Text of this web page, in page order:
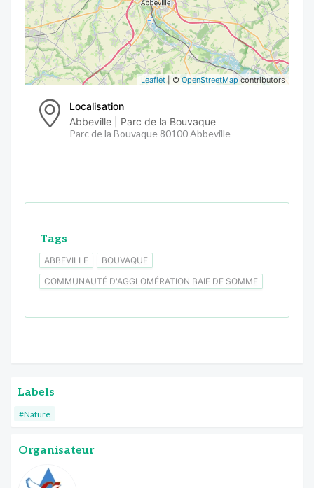
Leaflet | © OpenStreetMap contributors
Localisation
Abbeville | Parc de la Bouvaque
Parc de la Bouvaque 80100 Abbeville
Tags
ABBEVILLE
BOUVAQUE
COMMUNAUTÉ D'AGGLOMÉRATION BAIE DE SOMME
Labels
#Nature
Organisateur